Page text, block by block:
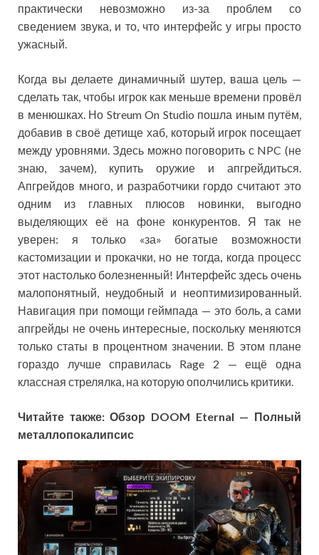
практически невозможно из-за проблем со
сведением звука, и то, что интерфейс у игры просто
ужасный.
Когда вы делаете динамичный шутер, ваша цель —
сделать так, чтобы игрок как меньше времени провёл
в менюшках. Но Streum On Studio пошла иным путём,
добавив в своё детище хаб, который игрок посещает
между уровнями. Здесь можно поговорить с NPC (не
знаю, зачем), купить оружие и апгрейдиться.
Апгрейдов много, и разработчики гордо считают это
одним из главных плюсов новинки, выгодно
выделяющих её на фоне конкурентов. Я так не
уверен: я только «за» богатые возможности
кастомизации и прокачки, но не тогда, когда процесс
этот настолько болезненный! Интерфейс здесь очень
малопонятный, неудобный и неоптимизированный.
Навигация при помощи геймпада — это боль, а сами
апгрейды не очень интересные, поскольку меняются
только статы в процентном значении. В этом плане
гораздо лучше справилась Rage 2 — ещё одна
классная стрелялка, на которую ополчились критики.
Читайте также: Обзор DOOM Eternal — Полный
металлопокалипсис